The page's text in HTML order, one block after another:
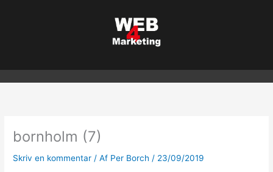
bornholm (7)
Skriv en kommentar / Af Per Borch/ 23/09/2019